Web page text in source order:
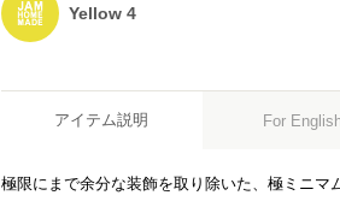
Yellow 4
アイテム説明 For
極限にまで余分な装飾を取り除いた、極ミニマ